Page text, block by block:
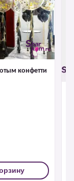
конфетти